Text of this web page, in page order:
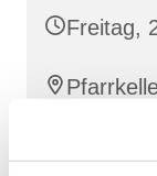
Freitag,